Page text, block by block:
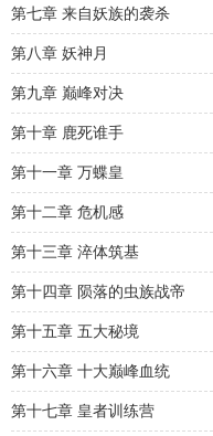
第七章 来自妖族的袭杀
第八章 妖神月
第九章 巅峰对决
第十章 鹿死谁手
第十一章 万蝶皇
第十二章 危机感
第十三章 淬体筑基
第十四章 陨落的虫族战帝
第十五章 五大秘境
第十六章 十大巅峰血统
第十七章 皇者训练营